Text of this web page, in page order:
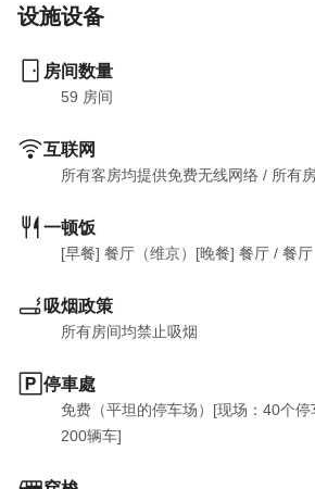
设施设备
房间数量
59 房间
互联网
所有客房均提供免费无线网络 / 所有
一顿饭
[早餐] 餐厅（维京）[晚餐] 餐厅 / 餐厅
吸烟政策
所有房间均禁止吸烟
停車處
免费（平坦的停车场）[现场：40个停
200辆车]